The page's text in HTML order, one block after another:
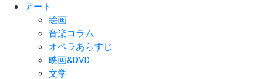
アート
絵画
音楽コラム
オペラあらすじ
映画&DVD
文学